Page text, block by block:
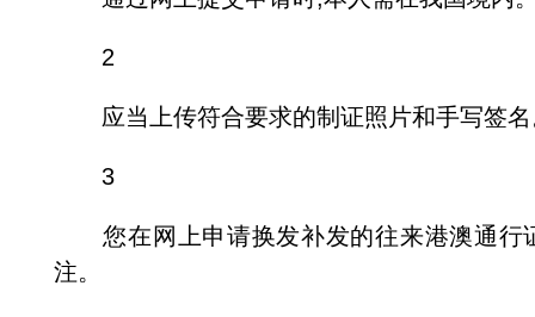
2
应当上传符合要求的制证照片和手写签名
3
您在网上申请换发补发的往来港澳通行
注。